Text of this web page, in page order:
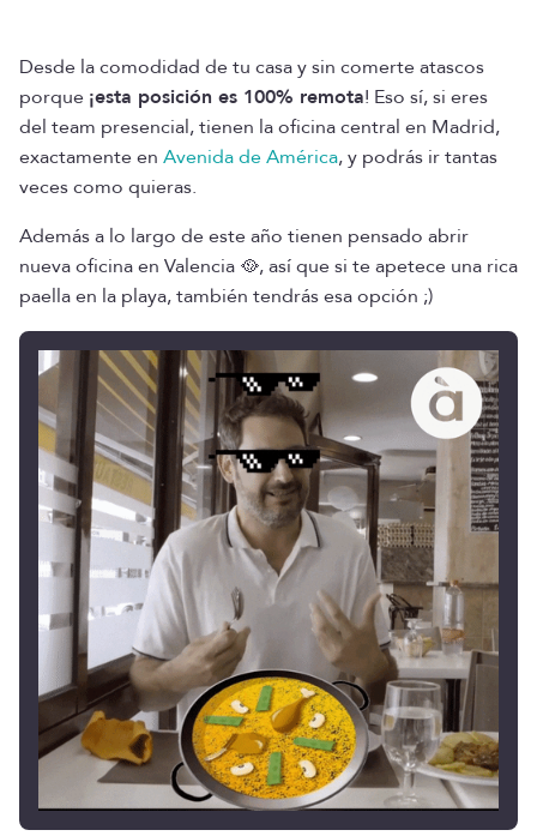
Desde la comodidad de tu casa y sin comerte atascos
porque ¡esta posición es 100% remota! Eso sí, si eres
del team presencial, tienen la oficina central en Madrid,
exactamente en Avenida de América, y podrás ir tantas
veces como quieras.
Además a lo largo de este año tienen pensado abrir
nueva oficina en Valencia 🥘, así que si te apetece una rica
paella en la playa, también tendrás esa opción ;)